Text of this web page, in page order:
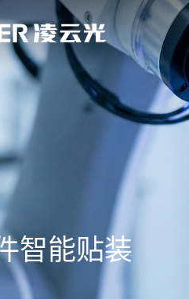
智能贴装